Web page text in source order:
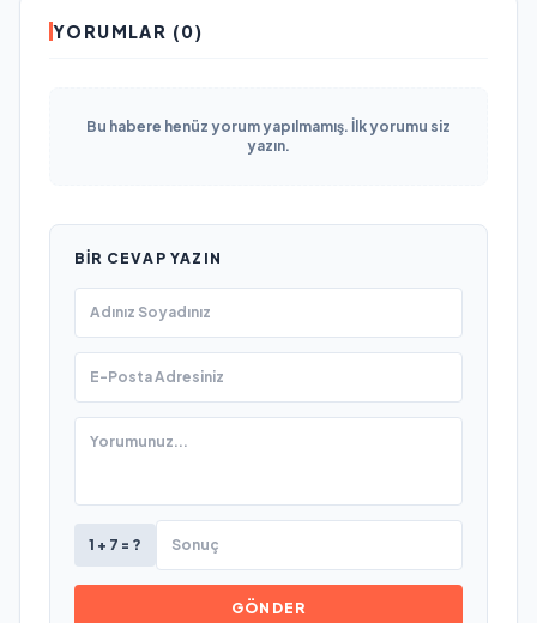
YORUMLAR (0)
Bu habere henüz yorum yapılmamış. İlk yorumu siz
yazın.
BIR CEVAP YAZIN
1 + 7 = ?
GÖNDER